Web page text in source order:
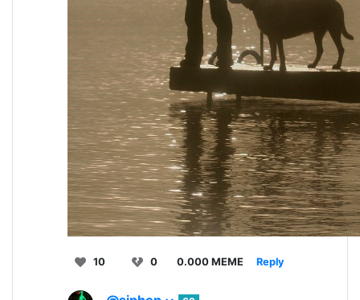
10 0 0.000 MEME Reply